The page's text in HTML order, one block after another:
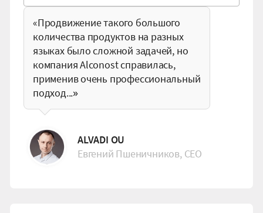
«Продвижение такого большого
количества продуктов на разных
языках было сложной задачей, но
компания Alconost справилась,
применив очень профессиональный
подход...»
ALVADI OU
Евгений Пшеничников, CEO